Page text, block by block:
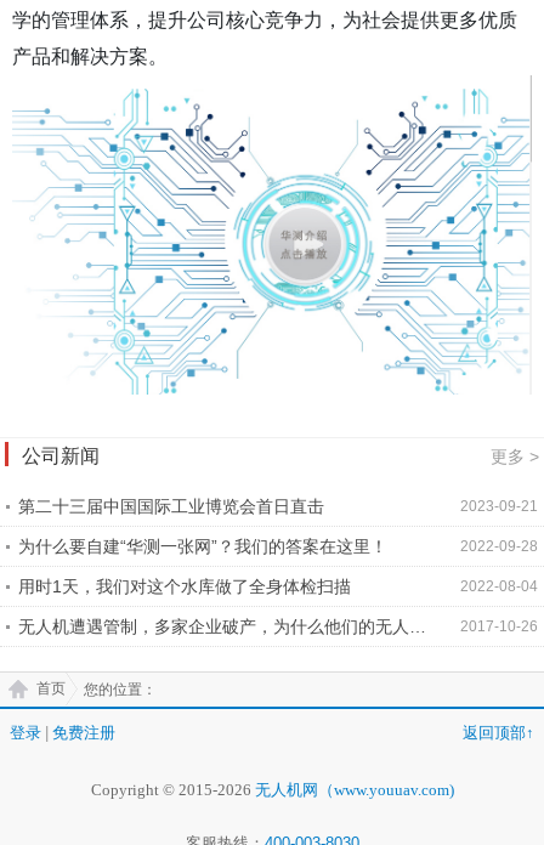
学的管理体系，提升公司核心竞争力，为社会提供更多优质
产品和解决方案。
公司新闻 更多 >
第二十三届中国国际工业博览会首日直击 2023-09-21
为什么要自建“华测一张网”？我们的答案在这里！ 2022-09-28
用时1天，我们对这个水库做了全身体检扫描 2022-08-04
无人机遭遇管制，多家企业破产，为什么他们的无人机
却倍受欢迎？
2017-10-26
您的位置：
首页
登录 免费注册 返回顶部↑
Copyright © 2015-2026 无人机网（www.youuav.com)